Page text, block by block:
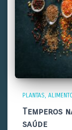
PLANTAS
Temperos
saúde